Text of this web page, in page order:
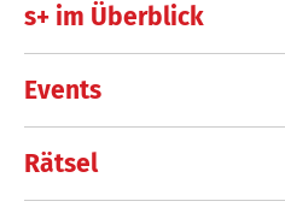
s+ im Überblick
Events
Rätsel